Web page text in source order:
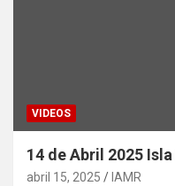
VIDEOS
14 de Abril 2025
abril 15, 2025 IAMR